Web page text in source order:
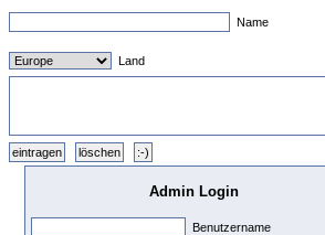
Name
Land
Admin Login
Benutzername